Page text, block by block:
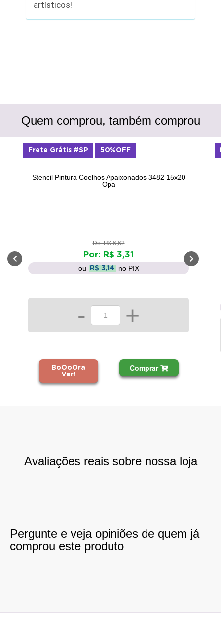
artísticos!
Quem comprou, também comprou
Stencil Pintura Coelhos Apaixonados 3482 15x20
Opa
De: R$ 6,62
Por: R$ 3,31
ou R$ 3,14 no PIX
- +
BoOoOra
Ver!
Comprar
Frete Grátis #SP 50%OFF
Avaliações reais sobre nossa loja
Pergunte e veja opiniões de quem já
comprou este produto